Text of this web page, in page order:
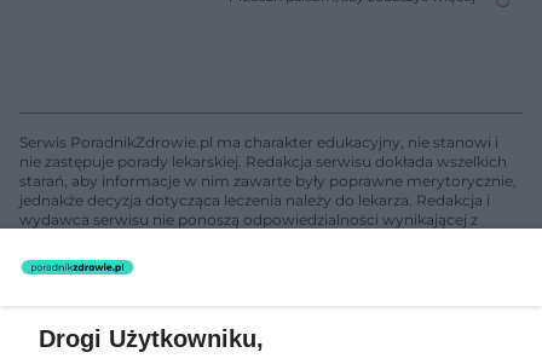
Serwis PoradnikZdrowie.pl ma charakter edukacyjny, nie stanowi i
nie zastępuje porady lekarskiej. Redakcja serwisu dokłada wszelkich
starań, aby informacje w nim zawarte były poprawne merytorycznie,
jednakże decyzja dotycząca leczenia należy do lekarza. Redakcja i
wydawca serwisu nie ponoszą odpowiedzialności wynikającej z
nie prowadzi działalności leczniczej polegającej na udzielaniu
świadczeń zdrowotnych w rozumieniu art. 3 ust 1 ustawy o
Drogi Użytkowniku,